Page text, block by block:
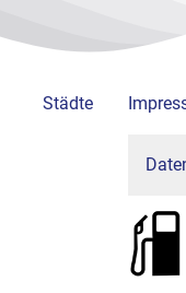
Städte